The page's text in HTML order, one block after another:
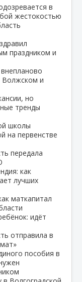
в
жестокостью
праздником и
Волжском и
но
тренды
школы
на первенстве
передала
как
лучших
маткапитал
идёт
отправила в
пособия в